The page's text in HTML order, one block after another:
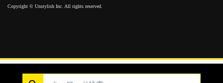
Copyright © Unstylish Inc. All rights reserved.